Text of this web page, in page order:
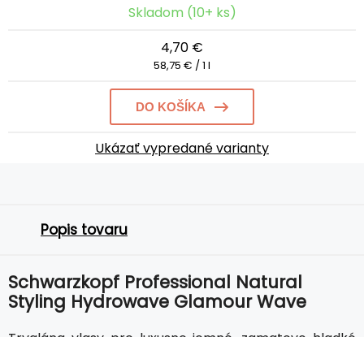
Skladom (10+ ks)
4,70 €
58,75 € / 1 l
DO KOŠÍKA
Ukázať vypredané varianty
Popis tovaru
Schwarzkopf Professional Natural
Styling Hydrowave Glamour Wave